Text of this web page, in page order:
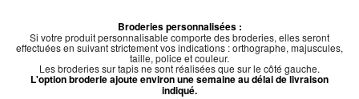
Broderies personnalisées :
Si votre produit personnalisable comporte des broderies, elles seront
effectuées en suivant strictement vos indications : orthographe, majuscules,
taille, police et couleur.
Les broderies sur tapis ne sont réalisées que sur le côté gauche.
L'option broderie ajoute environ une semaine au délai de livraison
indiqué.